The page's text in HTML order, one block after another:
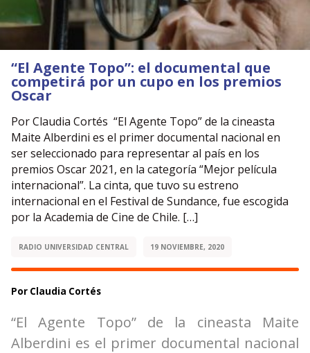
“El Agente Topo”: el documental que
competirá por un cupo en los premios
Oscar
Por Claudia Cortés “El Agente Topo” de la cineasta
Maite Alberdini es el primer documental nacional en
ser seleccionado para representar al país en los
premios Oscar 2021, en la categoría “Mejor película
internacional”. La cinta, que tuvo su estreno
internacional en el Festival de Sundance, fue escogida
por la Academia de Cine de Chile. […]
RADIO UNIVERSIDAD CENTRAL 19 NOVIEMBRE, 2020
Por Claudia Cortés
“El Agente Topo” de la cineasta Maite
Alberdini es el primer documental nacional